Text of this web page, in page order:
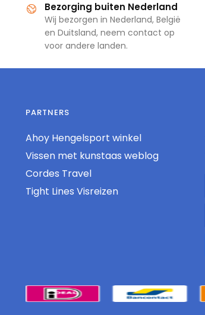
Bezorging buiten Nederland
Wij bezorgen in Nederland, België
en Duitsland, neem contact op
voor andere landen.
PARTNERS
Ahoy Hengelsport winkel
Vissen met kunstaas weblog
Cordes Travel
Tight Lines Visreizen